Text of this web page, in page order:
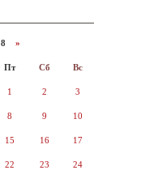
»
Пт Сб Вс
1 2 3
8 9 10
15 16 17
22 23 24